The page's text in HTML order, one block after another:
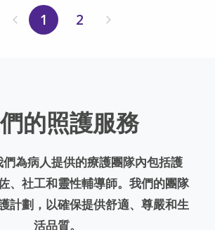
1 2
的照護服務
為病人提供的療護團隊內包括護
、社工和靈性輔導師。我們的團隊
計劃，以確保提供舒適、尊嚴和生
活品質。